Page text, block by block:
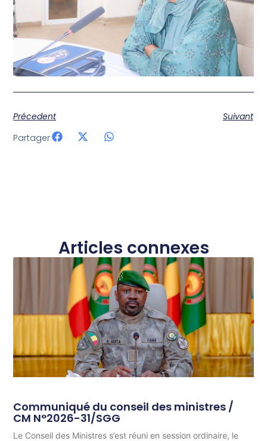
Précedent
Suivant
Partager
Articles connexes
Communiqué du conseil des ministres /
CM N°2026-31/SGG
Le Conseil des Ministres s’est réuni en session ordinaire, le